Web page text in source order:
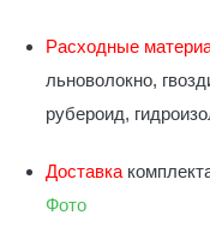
Расходные
льноволокно,
рубероид,
Доставка
Фото